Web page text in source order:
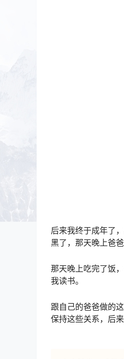
后来我终于成年了
黑了，那天晚上爸
那天晚上吃完了饭
我读书。
跟自己的爸爸做的
保持这些关系，后